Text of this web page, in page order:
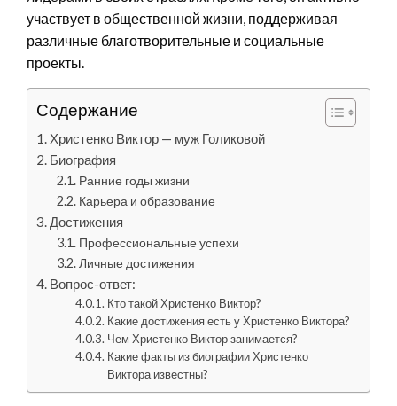
участвует в общественной жизни, поддерживая
различные благотворительные и социальные
проекты.
Содержание
Христенко Виктор — муж Голиковой
Биография
Ранние годы жизни
Карьера и образование
Достижения
Профессиональные успехи
Личные достижения
Вопрос-ответ:
Кто такой Христенко Виктор?
Какие достижения есть у Христенко Виктора?
Чем Христенко Виктор занимается?
Какие факты из биографии Христенко
Виктора известны?